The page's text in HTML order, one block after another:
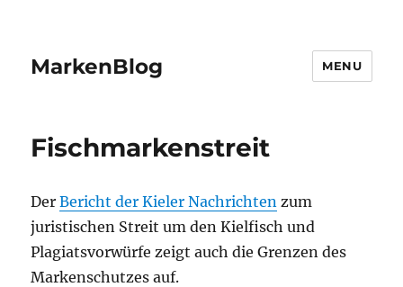
MarkenBlog MENU
Fischmarkenstreit
DerBericht der Kieler Nachrichten zum
juristischen Streit um den Kielfisch und
Plagiatsvorwürfe zeigt auch die Grenzen des
Markenschutzes auf.